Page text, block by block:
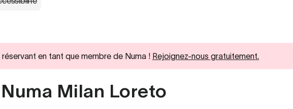
en tant que membre de Numa ! Rejoignez-nous gratuitement.
Milan Loreto